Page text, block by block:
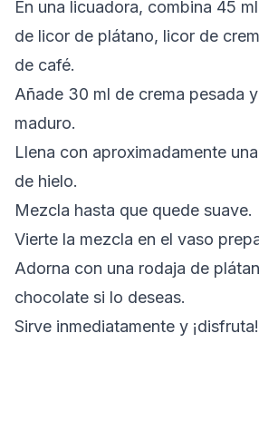
En una licuadora, combina 45
de licor de plátano, licor de
de café.
Añade 30 ml de crema pesada
maduro.
Llena con aproximadamente
de hielo.
Mezcla hasta que quede suave.
Vierte la mezcla en el vaso
Adorna con una rodaja de
chocolate si lo deseas.
Sirve inmediatamente y ¡disfruta!